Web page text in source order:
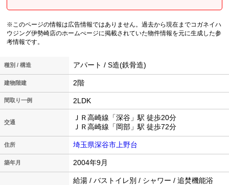
※このページの情報は広告情報ではありません。過去から現在までコガネイハ
ウジング伊勢崎店のホームぺージに掲載されていた物件情報を元に生成した参
考情報です。
種別 / 構造 アパート / S造(鉄骨造)
建物階建 2階
間取り一例 2LDK
交通
ＪＲ高崎線「深谷」駅 徒歩20分
ＪＲ高崎線「岡部」駅 徒歩72分
住所 埼玉県深谷市上野台
築年月 2004年9月
給湯 / バストイレ別 / シャワー / 追焚機能浴